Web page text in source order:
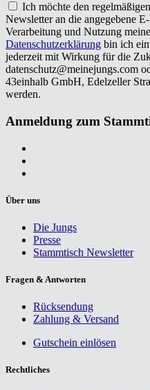
Ich möchte den
Newsletter an die angegebene
Verarbeitung und Nutzung
Datenschutzerklärung bin ich
jederzeit mit Wirkung für die
datenschutz@meinejungs.com
43einhalb GmbH, Edelzeller
werden.
Anmeldung zum
Über uns
Die Jungs
Presse
Stammtisch Newsletter
Fragen & Antworten
Rücksendung
Zahlung & Versand
Gutschein einlösen
Rechtliches